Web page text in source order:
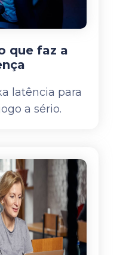
que faz a
latência para
a sério.